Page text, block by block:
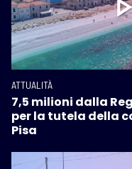
ATTUALITÀ
7,5 milioni dalla
per la tutela della
Pisa